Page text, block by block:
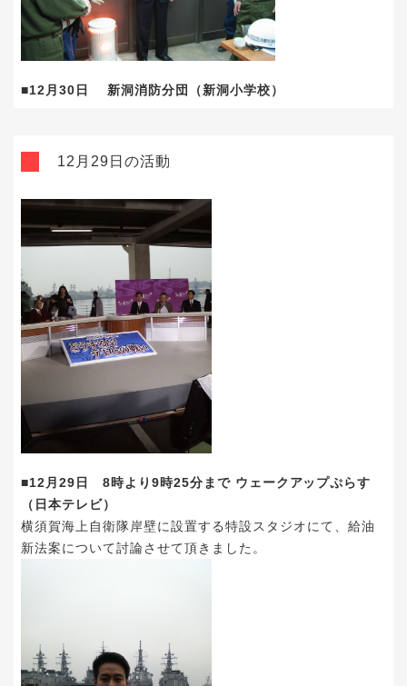
■12月30日 新洞消防分団（新洞小学校）
12月29日の活動
■12月29日 8時より9時25分まで ウェークアップぷらす
（日本テレビ）
横須賀海上自衛隊岸壁に設置する特設スタジオにて、給油
新法案について討論させて頂きました。